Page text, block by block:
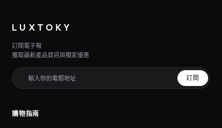
LUXTOKY
訂閱電子報
獲取最新產品資訊與獨家優惠
訂閱
購物指南